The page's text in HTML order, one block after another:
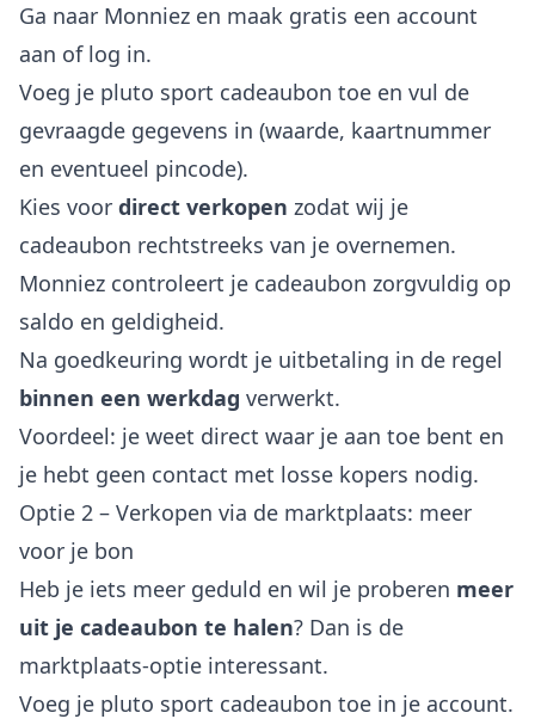
Ga naar Monniez en maak gratis een account
aan of log in.
Voeg je pluto sport cadeaubon toe en vul de
gevraagde gegevens in (waarde, kaartnummer
en eventueel pincode).
Kies voor direct verkopen zodat wij je
cadeaubon rechtstreeks van je overnemen.
Monniez controleert je cadeaubon zorgvuldig op
saldo en geldigheid.
Na goedkeuring wordt je uitbetaling in de regel
binnen een werkdag verwerkt.
Voordeel: je weet direct waar je aan toe bent en
je hebt geen contact met losse kopers nodig.
Optie 2 – Verkopen via de marktplaats: meer
voor je bon
Heb je iets meer geduld en wil je proberen meer
uit je cadeaubon te halen? Dan is de
marktplaats-optie interessant.
Voeg je pluto sport cadeaubon toe in je account.